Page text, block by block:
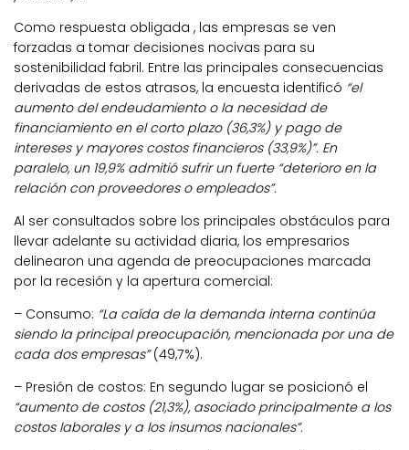
Como respuesta obligada , las empresas se ven
forzadas a tomar decisiones nocivas para su
sostenibilidad fabril. Entre las principales consecuencias
derivadas de estos atrasos, la encuesta identificó “el
aumento del endeudamiento o la necesidad de
financiamiento en el corto plazo (36,3%) y pago de
intereses y mayores costos financieros (33,9%)”. En
paralelo, un 19,9% admitió sufrir un fuerte “deterioro en la
relación con proveedores o empleados”.
Al ser consultados sobre los principales obstáculos para
llevar adelante su actividad diaria, los empresarios
delinearon una agenda de preocupaciones marcada
por la recesión y la apertura comercial:
– Consumo: “La caída de la demanda interna continúa
siendo la principal preocupación, mencionada por una de
cada dos empresas”(49,7%).
– Presión de costos: En segundo lugar se posicionó el
“aumento de costos (21,3%), asociado principalmente a los
costos laborales y a los insumos nacionales”.